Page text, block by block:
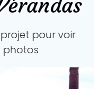
pour voir
photos